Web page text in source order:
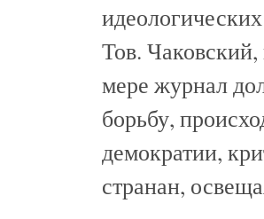
Тов. Чаковский,
мере журнал
борьбу,
демократии,
странан,